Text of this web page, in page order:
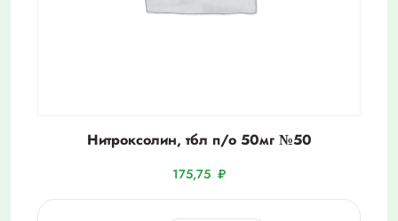
Нитроксолин, тбл п/о 50мг №50
175,75 ₽